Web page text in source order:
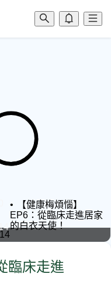
【健康梅煩惱】
EP6：從臨床走進居家
的白衣天使！
臨床走進